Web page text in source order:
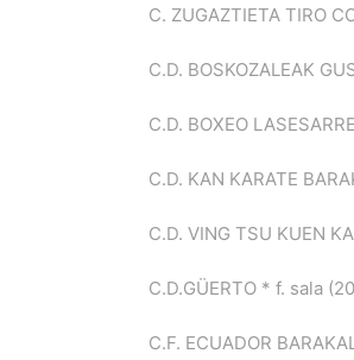
C. ZUGAZTIETA TIRO
C.D. BOSKOZALEAK
C.D. BOXEO
C.D. KAN KARATE
C.D. VING TSU KUEN
C.D.GÜERTO * f. sala
C.F. ECUADOR